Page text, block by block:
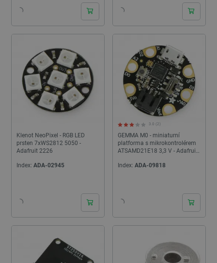
Klenot NeoPixel - RGB LED
prsten 7xWS2812 5050 -
Adafruit 2226
Index: ADA-02945
GEMMA M0 - miniaturní
platforma s mikrokontrolérem
ATSAMD21E18 3,3 V - Adafruit
3.0 (2)
Index: ADA-09818